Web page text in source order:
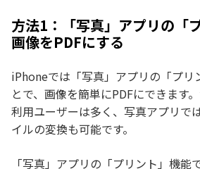
方法1：「写真」アプリの「
画像をPDFにする
iPhoneでは「写真」アプリの「プリ
とで、画像を簡単にPDFにできます
利用ユーザーは多く、写真アプリで
イルの変換も可能です。
「写真」アプリの「プリント」機能